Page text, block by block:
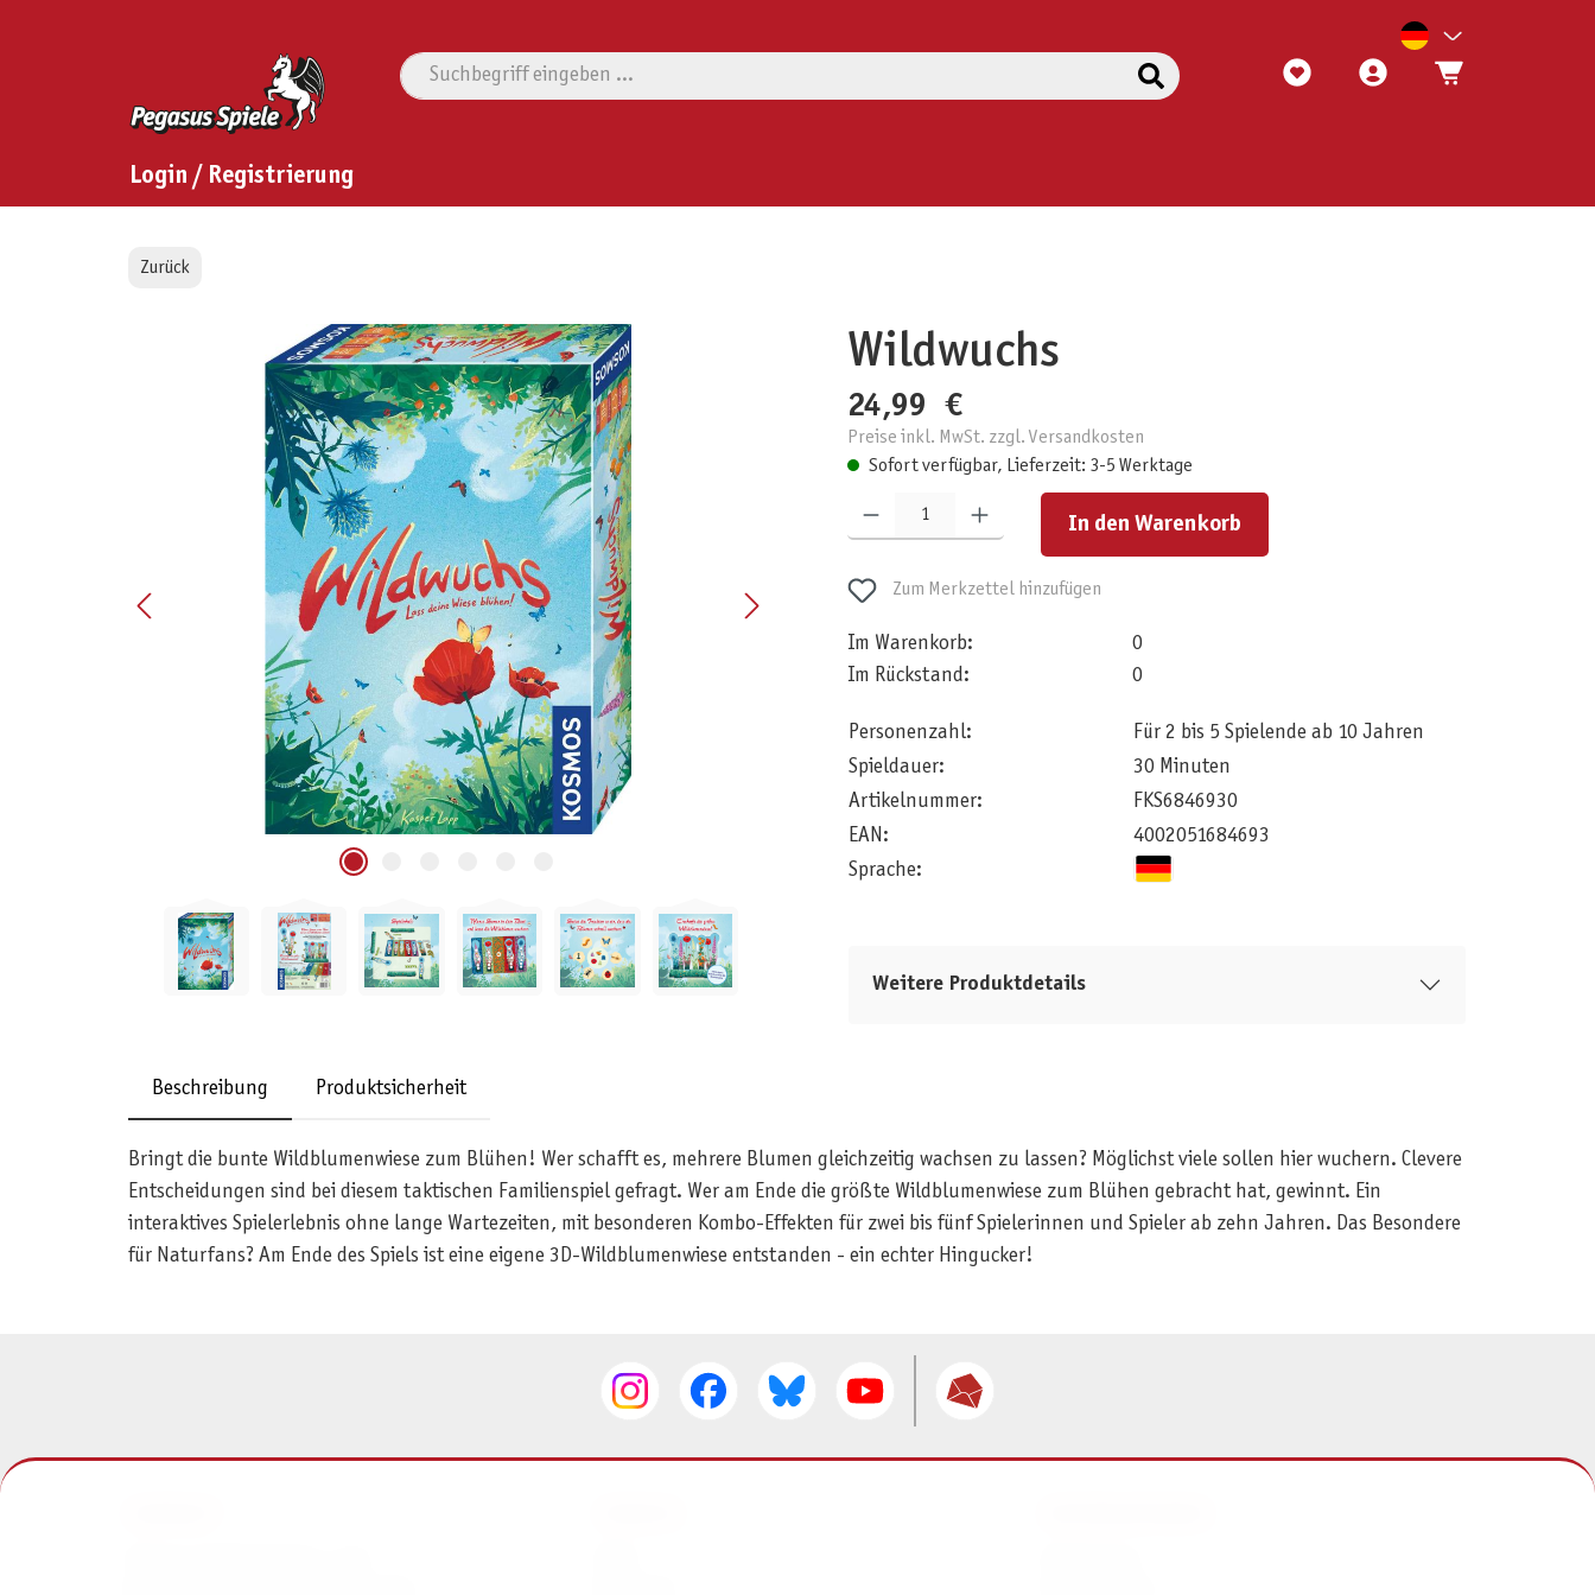
Login / Registrierung
Zurück
Bildergalerie überspringen Wildwuchs
24,99 €
Preise inkl. MwSt. zzgl. Versandkosten
Sofort verfügbar, Lieferzeit: 3-5 Werktage
Produkt Anzahl: Gib den gewünschten Wert ein oder benutze die Schaltflächen um die Anzahl zu erhöhen oder zu reduzieren.
In den Warenkorb
Zum Merkzettel hinzufügen
Im Warenkorb:
0
Im Rückstand:
0
Personenzahl:
Für 2 bis 5 Spielende ab 10 Jahren
Spieldauer:
30 Minuten
Artikelnummer:
FKS6846930
EAN:
4002051684693
Sprache:
Weitere Produktdetails
Beschreibung Produktsicherheit
Bringt die bunte Wildblumenwiese zum Blühen! Wer schafft es, mehrere Blumen gleichzeitig wachsen zu lassen? Möglichst viele sollen hier wuchern. Clevere
Entscheidungen sind bei diesem taktischen Familienspiel gefragt. Wer am Ende die größte Wildblumenwiese zum Blühen gebracht hat, gewinnt. Ein
interaktives Spielerlebnis ohne lange Wartezeiten, mit besonderen Kombo-Effekten für zwei bis fünf Spielerinnen und Spieler ab zehn Jahren. Das Besondere
für Naturfans? Am Ende des Spiels ist eine eigene 3D-Wildblumenwiese entstanden - ein echter Hingucker!